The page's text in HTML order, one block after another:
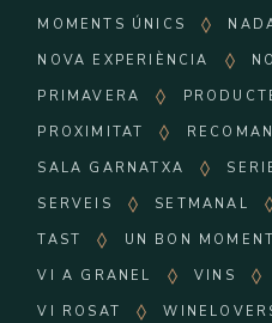
MOMENTS ÚNICS
NOVA EXPERIÈNCIA
PRIMAVERA
PROXIMITAT
SALA GARNATXA
SERVEIS
SETMANAL
TAST
UN BON MOMENT
VI A GRANEL
VINS
VI ROSAT